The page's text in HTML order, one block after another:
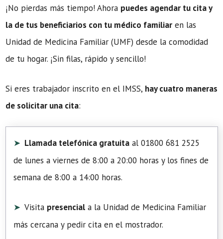
¡No pierdas más tiempo! Ahora puedes agendar tu cita y
la de tus beneficiarios con tu médico familiar en las
Unidad de Medicina Familiar (UMF) desde la comodidad
de tu hogar. ¡Sin filas, rápido y sencillo!
Si eres trabajador inscrito en el IMSS, hay cuatro maneras
de solicitar una cita:
Llamada telefónica gratuita al 01800 681 2525
de lunes a viernes de 8:00 a 20:00 horas y los fines de
semana de 8:00 a 14:00 horas.
Visita presencial a la Unidad de Medicina Familiar
más cercana y pedir cita en el mostrador.